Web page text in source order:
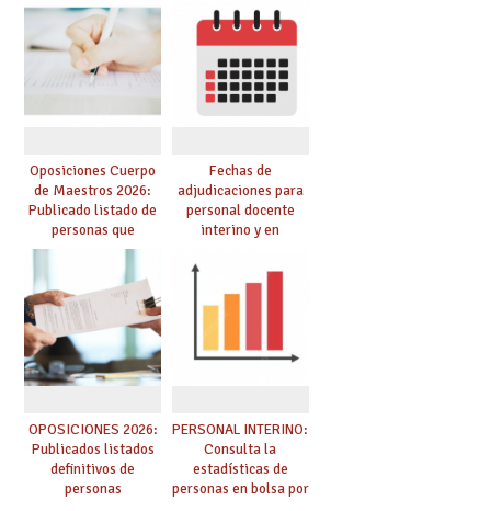
Cuerpo de Maestros
de especialidades
convocadas a
oposición
de manera
telemática, sin exigir
presencialidad en el
centro
Oposiciones Cuerpo
de Maestros 2026:
Publicado listado de
personas que
adquieren nueva
especialidad
Fechas de
adjudicaciones para
personal docente
interino y en
debes saber
OPOSICIONES 2026:
Publicados listados
definitivos de
personas
PERSONAL INTERINO:
Consulta la
estadísticas de
personas en bolsa por